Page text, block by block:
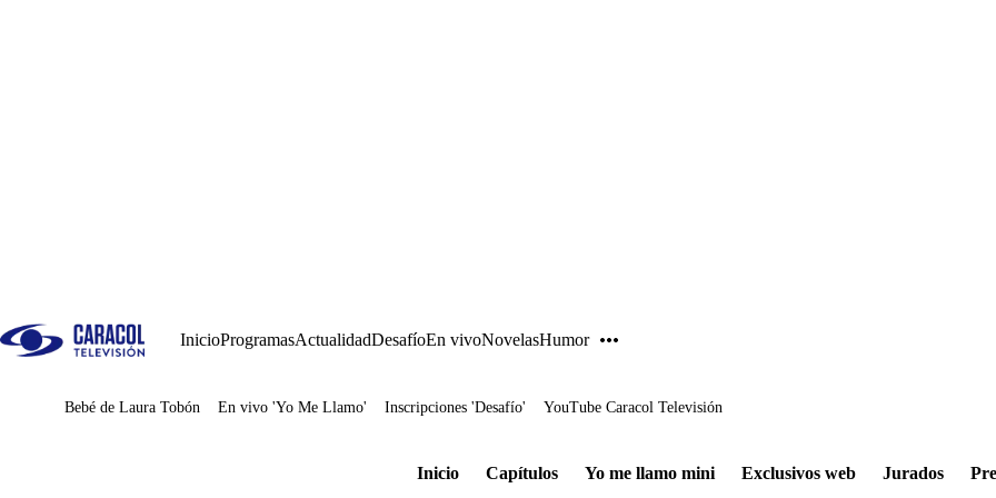
InicioProgramasActualidadDesafíoEn vivoNovelasHumor
Juegos
Bebé de Laura Tobón En vivo 'Yo Me Llamo' Inscripciones 'Desafío' YouTube Caracol Televisión
Inicio Capítulos Yo me llamo mini Exclusivos web Jurados